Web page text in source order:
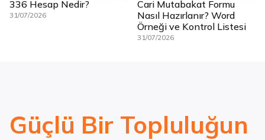
336 Hesap Nedir?
31/07/2026
Cari Mutabakat Formu
Nasıl Hazırlanır? Word
Örneği ve Kontrol Listesi
31/07/2026
Güçlü Bir Topluluğun